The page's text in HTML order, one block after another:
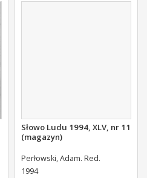
Słowo Ludu 1994, XLV, nr 11
(magazyn)
Perłowski, Adam. Red.
1994